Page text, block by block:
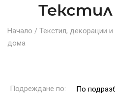
Текстил
Начало / Текстил, декорации и
дома
Подреждане по: По